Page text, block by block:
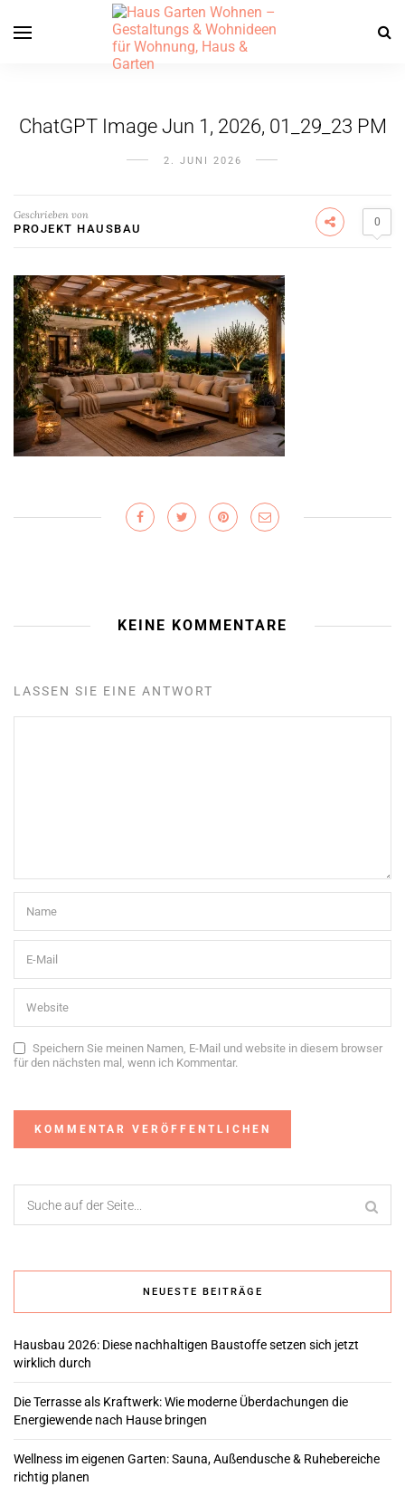
ChatGPT Image Jun 1, 2026, 01_29_23 PM
2. JUNI 2026
Geschrieben von
PROJEKT HAUSBAU
0
KEINE KOMMENTARE
LASSEN SIE EINE ANTWORT
Speichern Sie meinen Namen, E-Mail und website in diesem browser
für den nächsten mal, wenn ich Kommentar.
NEUESTE BEITRÄGE
Hausbau 2026: Diese nachhaltigen Baustoffe setzen sich jetzt
wirklich durch
Die Terrasse als Kraftwerk: Wie moderne Überdachungen die
Energiewende nach Hause bringen
Wellness im eigenen Garten: Sauna, Außendusche & Ruhebereiche
richtig planen